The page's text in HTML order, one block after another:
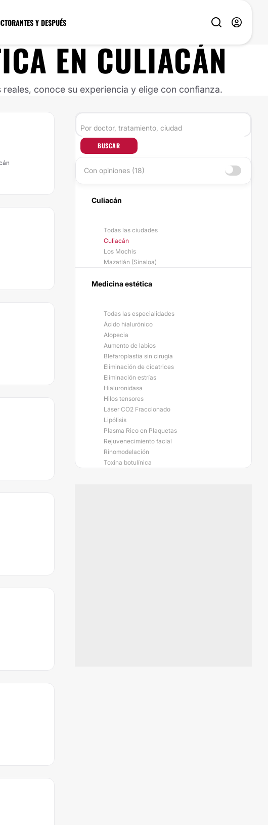
ANTES Y DESPUÉS
ENCULIACÁN
conoce su experiencia y elige con confianza.
BUSCAR
Con opiniones (18)
Culiacán
Todas las ciudades
Culiacán
Los Mochis
Mazatlán (Sinaloa)
Medicina estética
Todas las especialidades
Ácido hialurónico
Alopecia
Aumento de labios
Blefaroplastia sin cirugía
Eliminación de cicatrices
Eliminación estrías
Hialuronidasa
Hilos tensores
Láser CO2 Fraccionado
Lipólisis
Plasma Rico en Plaquetas
Rejuvenecimiento facial
Rinomodelación
Toxina botulínica